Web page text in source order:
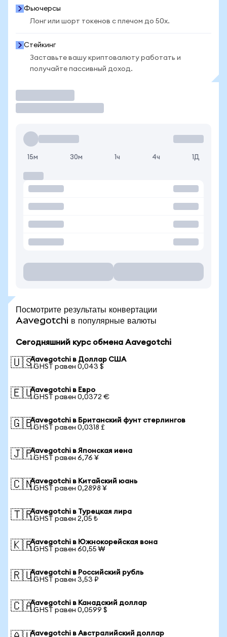
Фьючерсы
Лонг или шорт токенов с плечом до 50x.
Стейкинг
Заставьте вашу криптовалюту работать и
получайте пассивный доход.
15м 30м 1ч 4ч 1Д
Посмотрите результаты конвертации
Aavegotchi в популярные валюты
Сегодняшний курс обмена Aavegotchi
🇺🇸Aavegotchi в Доллар США
1 GHST равен 0,043 $
🇪🇺Aavegotchi в Евро
1 GHST равен 0,0372 €
🇬🇧Aavegotchi в Британский фунт стерлингов
1 GHST равен 0,0318 £
🇯🇵Aavegotchi в Японская иена
1 GHST равен 6,76 ¥
🇨🇳Aavegotchi в Китайский юань
1 GHST равен 0,2898 ¥
🇹🇷Aavegotchi в Турецкая лира
1 GHST равен 2,05 ₺
🇰🇷Aavegotchi в Южнокорейская вона
1 GHST равен 60,55 ₩
🇷🇺Aavegotchi в Российский рубль
1 GHST равен 3,53 ₽
🇨🇦Aavegotchi в Канадский доллар
1 GHST равен 0,0599 $
Aavegotchi в Австралийский доллар